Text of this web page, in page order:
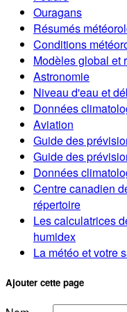
Ouragans
Résumés
Conditions
Modèles global et
Astronomie
Niveau d'eau et
Données
Aviation
Guide des
Guide des
Données
Centre canadien
répertoire
Les calculatrices
humidex
La météo et votre
Ajouter cette page